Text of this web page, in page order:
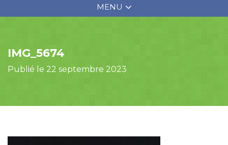
MENU
IMG_5674
Publié le 22 septembre 2023